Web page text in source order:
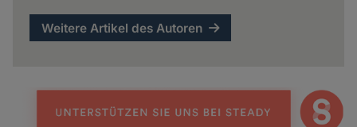
Weitere Artikel des Autoren